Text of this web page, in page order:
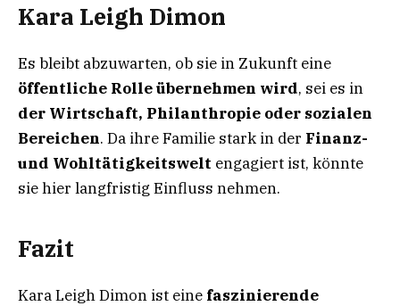
Kara Leigh Dimon
Es bleibt abzuwarten, ob sie in Zukunft eine
öffentliche Rolle übernehmen wird, sei es in
der Wirtschaft, Philanthropie oder sozialen
Bereichen. Da ihre Familie stark in der Finanz-
und Wohltätigkeitswelt engagiert ist, könnte
sie hier langfristig Einfluss nehmen.
Fazit
Kara Leigh Dimon ist eine faszinierende